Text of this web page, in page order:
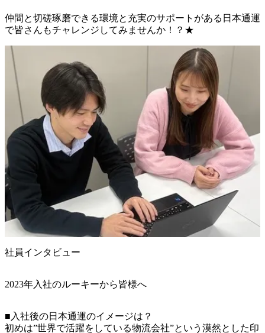
仲間と切磋琢磨できる環境と充実のサポートがある日本通運
で皆さんもチャレンジしてみませんか！？★
社員インタビュー
2023年入社のルーキーから皆様へ
■入社後の日本通運のイメージは？
初めは”世界で活躍をしている物流会社”という漠然とした印